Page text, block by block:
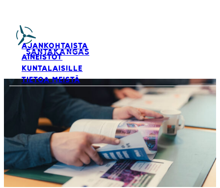
SANTAKANGAS
AJANKOHTAISTA
AINEISTOT
KUNTALAISILLE
TIETOA MEISTÄ